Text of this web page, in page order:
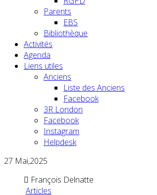
Parents
EBS
Bibliothèque
Activités
Agenda
Liens utiles
Anciens
Liste des Anciens
Facebook
3R London
Facebook
Instagram
Helpdesk
27 Mai,2025
François Delnatte
Articles